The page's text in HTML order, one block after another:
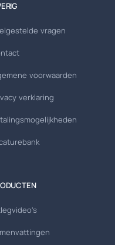
vragen
voorwaarden
verklaring